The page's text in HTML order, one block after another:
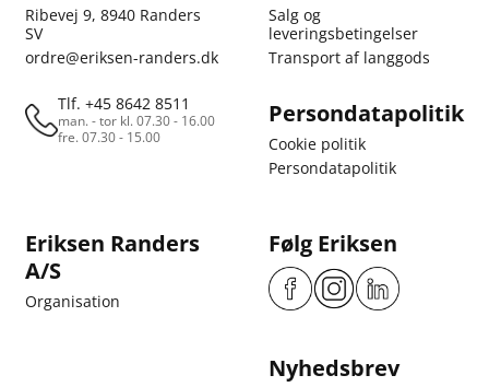
Ribevej 9, 8940 Randers
SV
ordre@eriksen-randers.dk
Tlf. +45 8642 8511
man. - tor kl. 07.30 - 16.00
fre. 07.30 - 15.00
Salg og
leveringsbetingelser
Transport af langgods
Persondatapolitik
Cookie politik
Persondatapolitik
Eriksen Randers
A/S
Organisation
Følg Eriksen
Nyhedsbrev